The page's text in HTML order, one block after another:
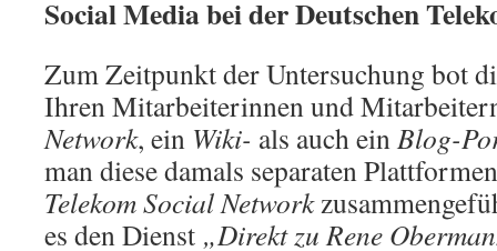
Social Media bei der Deutschen
Zum Zeitpunkt der Untersuchung bot
Ihren Mitarbeiterinnen und
Network, ein Wiki- als auch einBlog-
man diese damals separaten
Telekom Social Network
es den Dienst „Direkt zu Rene